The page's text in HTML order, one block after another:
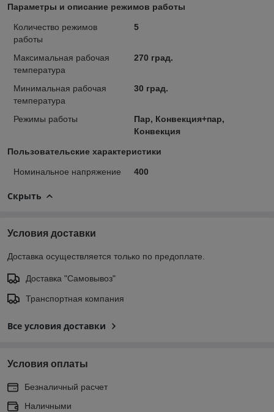
Параметры и описание режимов работы
Количество режимов
работы
5
Максимальная рабочая
температура
270 град.
Минимальная рабочая
температура
30 град.
Режимы работы
Пар, Конвекция+пар,
Конвекция
Пользовательские характеристики
Номинальное напряжение 400
Скрыть
Условия доставки
Доставка осуществляется только по предоплате.
Доставка "Самовывоз"
Транспортная компания
Все условия доставки
Условия оплаты
Безналичный расчет
Наличными